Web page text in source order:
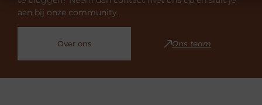
aan bij onze community.
Over ons Ons team